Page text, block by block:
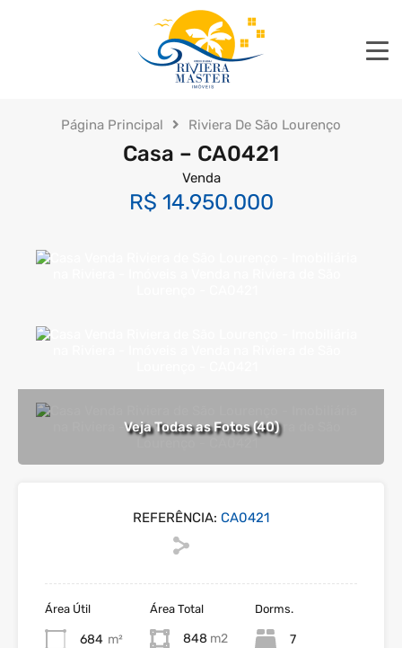
Página Principal Riviera De São Lourenço
Casa – CA0421
Venda
R$ 14.950.000
Veja Todas as Fotos (40)
REFERÊNCIA: CA0421
Dorms.
7
Área Útil
684 m²
Área Total
848